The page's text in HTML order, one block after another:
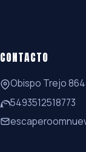
CONTACTO
Obispo Trejo
5493512518773